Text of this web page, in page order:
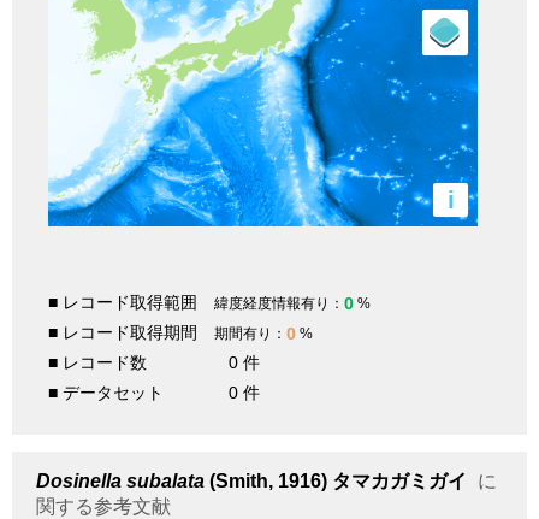
i
■ レコード取得範囲 緯度経度情報有り： 0 %
■ レコード取得期間 期間有り： 0 %
■ レコード数
0 件
■ データセット
0 件
Dosinella subalata (Smith, 1916) タマカガミガイ
に
関する参考文献